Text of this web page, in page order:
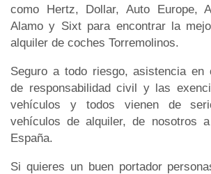
como Hertz, Dollar, Auto Europe,
Alamo y Sixt para encontrar la
alquiler de coches Torremolinos.
Seguro a todo riesgo, asistencia en
de responsabilidad civil y las
vehículos y todos vienen de
vehículos de alquiler, de nosotros
España.
Si quieres un buen portador